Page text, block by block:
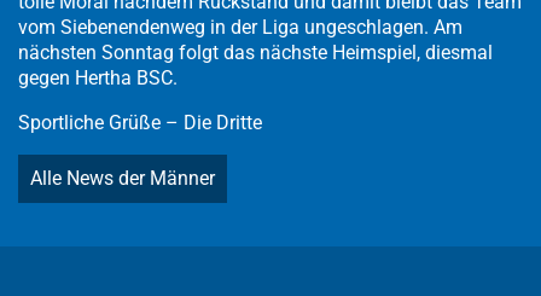
vom Siebenendenweg in der Liga ungeschlagen. Am
nächsten Sonntag folgt das nächste Heimspiel, diesmal
gegen Hertha BSC.
Sportliche Grüße – Die Dritte
Alle News der Männer